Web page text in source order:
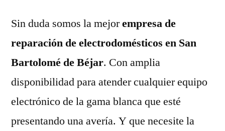
Sin duda somos la mejorempresa de
reparación de electrodomésticos en San
Bartolomé de Béjar. Con amplia
disponibilidad para atender cualquier equipo
electrónico de la gama blanca que esté
presentando una avería. Y que necesite la